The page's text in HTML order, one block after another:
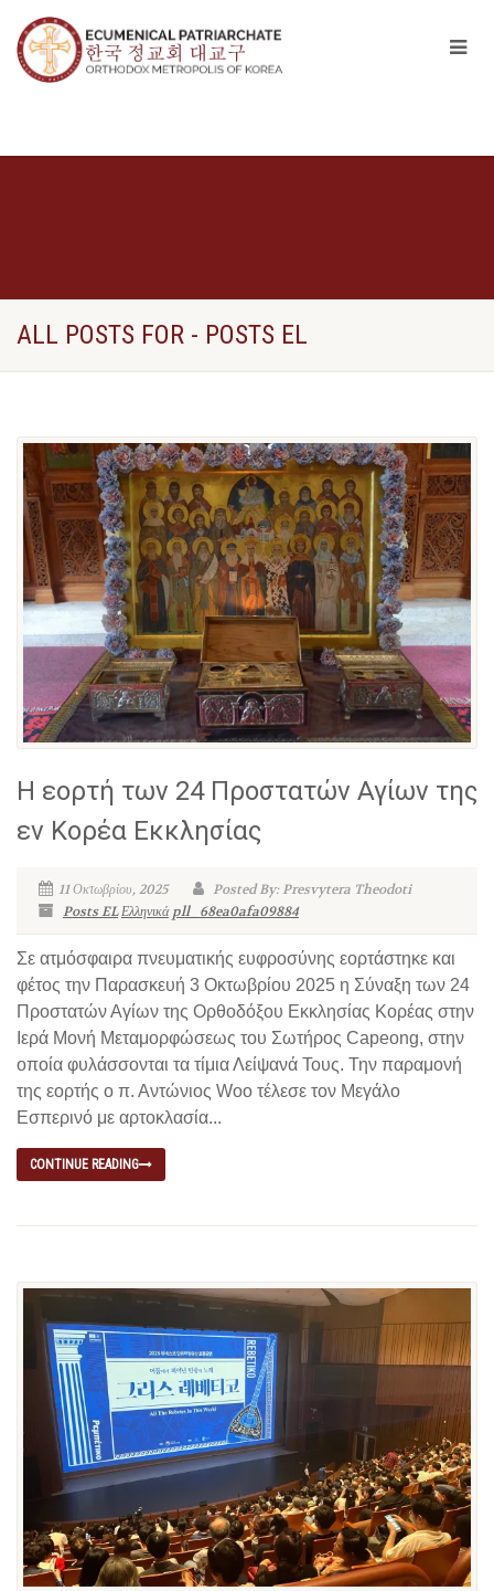
ALL POSTS FOR - POSTS EL
Η εορτή των 24 Προστατών Αγίων της
εν Κορέα Εκκλησίας
11 Οκτωβρίου, 2025
Posted By: Presvytera Theodoti
Posts ELΕλληνικά pll_68ea0afa09884
Σε ατμόσφαιρα πνευματικής ευφροσύνης εορτάστηκε και
φέτος την Παρασκευή 3 Οκτωβρίου 2025 η Σύναξη των 24
Προστατών Αγίων της Ορθοδόξου Εκκλησίας Κορέας στην
Ιερά Μονή Μεταμορφώσεως του Σωτήρος Capeong, στην
οποία φυλάσσονται τα τίμια Λείψανά Τους. Την παραμονή
της εορτής ο π. Αντώνιος Woo τέλεσε τον Μεγάλο
Εσπερινό με αρτοκλασία...
CONTINUE READING